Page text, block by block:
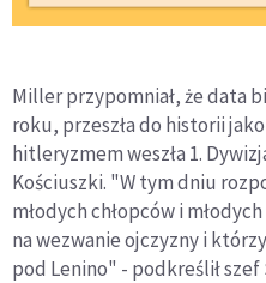
Miller przypomniał, że data
roku, przeszła do historii
hitleryzmem weszła 1.
Kościuszki. "W tym dniu
młodych chłopców i
na wezwanie ojczyzny i
pod Lenino" - podkreślił szef